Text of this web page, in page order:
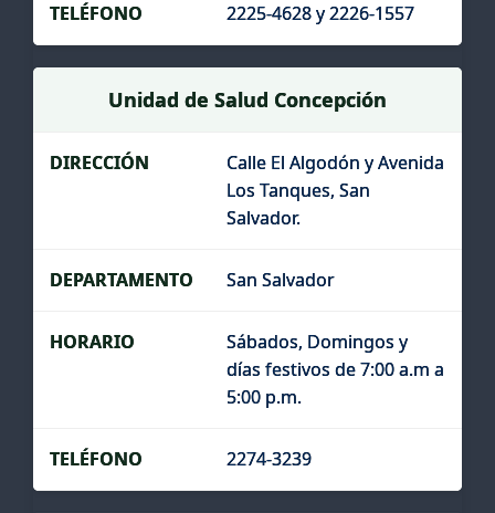
2225-4628 y 2226-1557
Unidad de Salud Concepción
Calle El Algodón y Avenida
Los Tanques, San
Salvador.
San Salvador
Sábados, Domingos y
días festivos de 7:00 a.m a
5:00 p.m.
2274-3239